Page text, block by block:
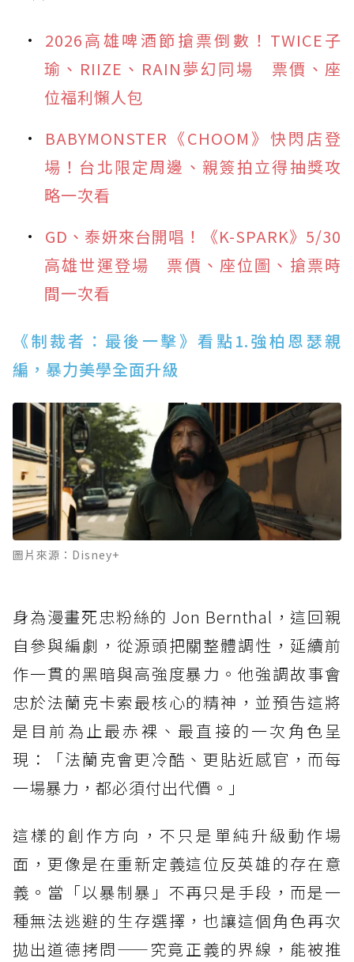
2026高雄啤酒節搶票倒數！TWICE子
瑜、RIIZE、RAIN夢幻同場 票價、座
位福利懶人包
BABYMONSTER《CHOOM》快閃店登
場！台北限定周邊、親簽拍立得抽獎攻
略一次看
GD、泰妍來台開唱！《K-SPARK》5/30
高雄世運登場 票價、座位圖、搶票時
間一次看
《制裁者：最後一擊》看點1.強柏恩瑟親
編，暴力美學全面升級
圖片來源：Disney+
身為漫畫死忠粉絲的 Jon Bernthal，這回親
自參與編劇，從源頭把關整體調性，延續前
作一貫的黑暗與高強度暴力。他強調故事會
忠於法蘭克卡索最核心的精神，並預告這將
是目前為止最赤裸、最直接的一次角色呈
現：「法蘭克會更冷酷、更貼近感官，而每
一場暴力，都必須付出代價。」
這樣的創作方向，不只是單純升級動作場
面，更像是在重新定義這位反英雄的存在意
義。當「以暴制暴」不再只是手段，而是一
種無法逃避的生存選擇，也讓這個角色再次
拋出道德拷問——究竟正義的界線，能被推